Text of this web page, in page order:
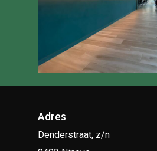
Adres
Denderstraat, z/n